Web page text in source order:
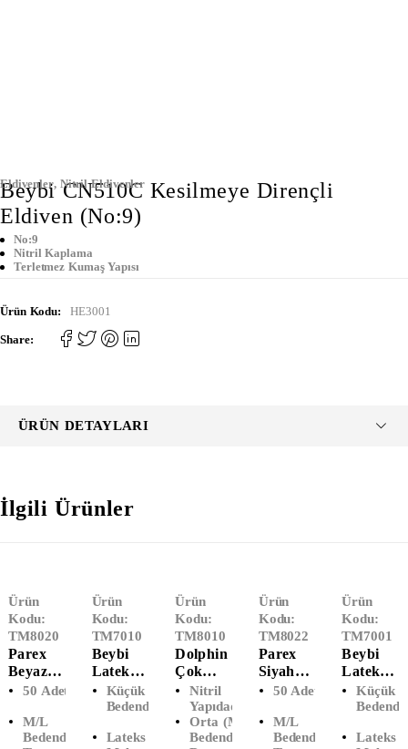
Eldivenler, Nitril Eldivenler
Beybi CN510C Kesilmeye Dirençli
Eldiven (No:9)
No:9
Nitril Kaplama
Terletmez Kumaş Yapısı
Ürün Kodu: HE3001
Share:
ÜRÜN DETAYLARI
İlgili Ürünler
Ürün
Kodu:
TM8020
Parex
Beyaz
50'li
At Tpe
Eldiven
50 Adettir
M/L
Bedendir
Ürün
Kodu:
TM7010
Beybi
Lateks
Pudralı
Muayen
Eldiveni
Küçük (S)
Bedendir
Lateks
Ürün
Kodu:
TM8010
Dolphin
Çok
Amaçlı
Siyah
Eldiven
(M-
Nitril
Yapıdadır.
Orta (M)
Bedendir.
Ürün
Kodu:
TM8022
Parex
Siyah
50'li
At Tpe
Eldiven
50 Adettir
M/L
Bedendir
Ürün
Kodu:
TM7001
Beybi
Lateks
Pudrasız
Muayen
Eldiveni
Küçük
Lateks